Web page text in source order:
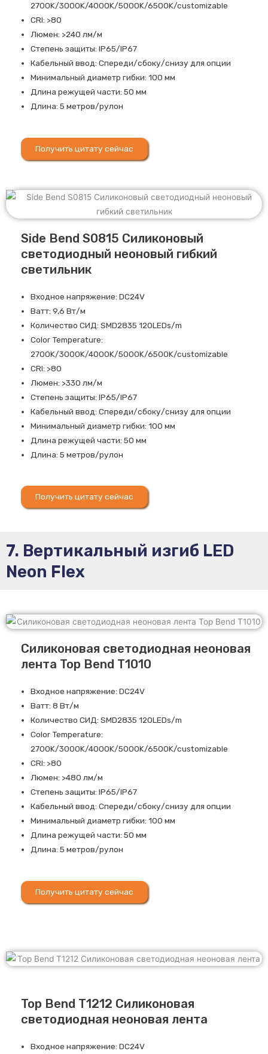
2700K/3000K/4000K/5000K/6500K/customizable
CRI: >80
Люмен: >240 лм/м
Степень защиты: IP65/IP67
Кабельный ввод: Спереди/сбоку/снизу для опции
Минимальный диаметр гибки: 100 мм
Длина режущей части: 50 мм
Длина: 5 метров/рулон
Получить цитату сейчас
Side Bend S0815 Силиконовый
светодиодный неоновый гибкий
светильник
Входное напряжение: DC24V
Ватт: 9,6 Вт/м
Количество СИД: SMD2835 120LEDs/m
Color Temperature:
2700K/3000K/4000K/5000K/6500K/customizable
CRI: >80
Люмен: >330 лм/м
Степень защиты: IP65/IP67
Кабельный ввод: Спереди/сбоку/снизу для опции
Минимальный диаметр гибки: 100 мм
Длина режущей части: 50 мм
Длина: 5 метров/рулон
Получить цитату сейчас
7. Вертикальный изгиб LED
Neon Flex
Силиконовая светодиодная неоновая
лента Top Bend T1010
Входное напряжение: DC24V
Ватт: 8 Вт/м
Количество СИД: SMD2835 120LEDs/m
Color Temperature:
2700K/3000K/4000K/5000K/6500K/customizable
CRI: >80
Люмен: >480 лм/м
Степень защиты: IP65/IP67
Кабельный ввод: Спереди/сбоку/снизу для опции
Минимальный диаметр гибки: 100 мм
Длина режущей части: 50 мм
Длина: 5 метров/рулон
Получить цитату сейчас
Top Bend T1212 Силиконовая
светодиодная неоновая лента
Входное напряжение: DC24V